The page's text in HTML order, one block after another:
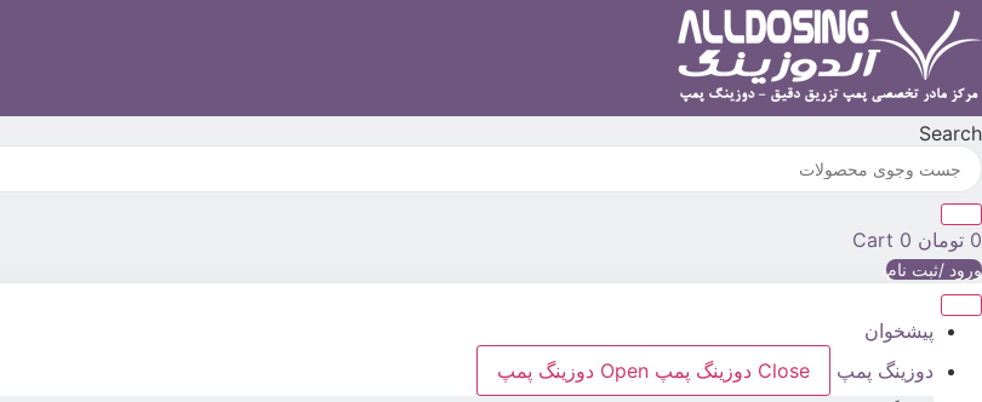
پرش
به
Search
0 تومان 0
Cart
ورود /ثبت نام
پیشخوان
دوزینگ پمپ
Close دوزینگ پمپ Open دوزینگ پمپ